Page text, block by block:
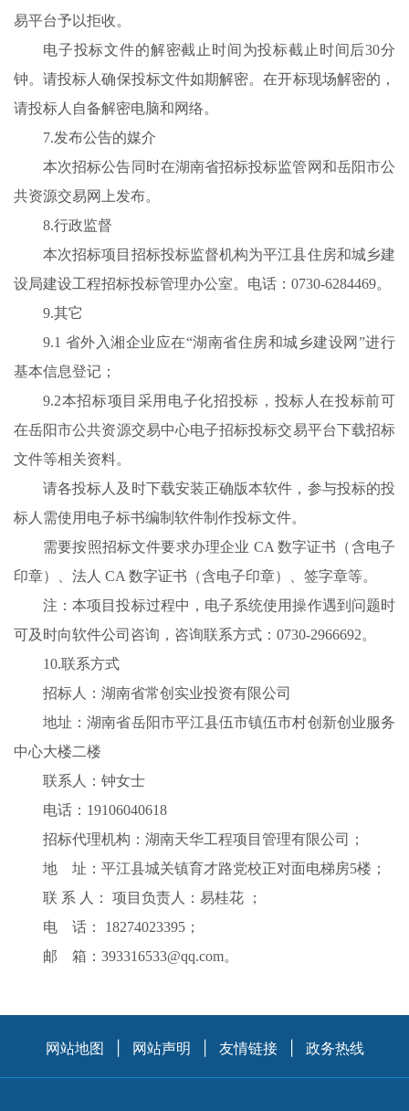
易平台予以拒收。
电子投标文件的解密截止时间为投标截止时间后30分
钟。请投标人确保投标文件如期解密。在开标现场解密的，
请投标人自备解密电脑和网络。
7.发布公告的媒介
本次招标公告同时在湖南省招标投标监管网和岳阳市公
共资源交易网上发布。
8.行政监督
本次招标项目招标投标监督机构为平江县住房和城乡建
设局建设工程招标投标管理办公室。电话：0730-6284469。
9.其它
9.1 省外入湘企业应在“湖南省住房和城乡建设网”进行
基本信息登记；
9.2本招标项目采用电子化招投标，投标人在投标前可
在岳阳市公共资源交易中心电子招标投标交易平台下载招标
文件等相关资料。
请各投标人及时下载安装正确版本软件，参与投标的投
标人需使用电子标书编制软件制作投标文件。
需要按照招标文件要求办理企业 CA 数字证书（含电子
印章）、法人 CA 数字证书（含电子印章）、签字章等。
注：本项目投标过程中，电子系统使用操作遇到问题时
可及时向软件公司咨询，咨询联系方式：0730-2966692。
10.联系方式
招标人：湖南省常创实业投资有限公司
地址：湖南省岳阳市平江县伍市镇伍市村创新创业服务
中心大楼二楼
联系人：钟女士
电话：19106040618
招标代理机构：湖南天华工程项目管理有限公司；
地 址：平江县城关镇育才路党校正对面电梯房5楼；
联 系 人： 项目负责人：易桂花 ；
电 话： 18274023395；
邮 箱：393316533@qq.com。
网站地图 网站声明 友情链接 政务热线